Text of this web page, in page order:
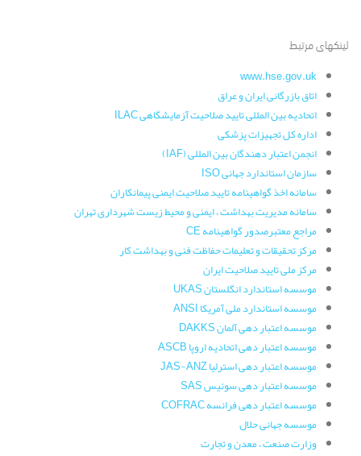
لینکهای مرتبط
www.hse.gov.uk
اتاق بازرگانی ایران و عراق
اتحادیه بین المللی تایید صلاحیت آزمایشگاهی ILAC
اداره کل تجهیزات پزشکی
انجمن اعتبار دهندگان بین المللی (IAF)
سازمان استاندارد جهانی ISO
سامانه اخذ گواهینامه تایید صلاحیت ایمنی پیمانکاران
سامانه مدیریت بهداشت ، ایمنی و محیط زیست شهرداری تهران
مراجع معتبرصدور گواهینامه CE
مرکز تحقیقات و تعلیمات حفاظت فنی و بهداشت کار
مرکز ملی تایید صلاحیت ایران
موسسه استاندارد انگلستان UKAS
موسسه استاندارد ملی آمریکا ANSI
موسسه اعتبار دهی آلمان DAKKS
موسسه اعتبار دهی اتحادیه اروپا ASCB
موسسه اعتبار دهی استرلیا JAS-ANZ
موسسه اعتبار دهی سوئیس SAS
موسسه اعتبار دهی فرانسه COFRAC
موسسه جهانی حلال
وزارت صنعت ، معدن و تجارت